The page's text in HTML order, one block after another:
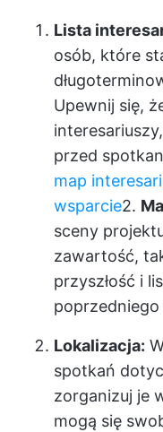
Lista
osób, które
Upewnij się,
przed
map
wsparcie2.
sceny
zawartość,
przyszłość i
Lokalizacja:
spotkań
zorganizuj je
mogą się